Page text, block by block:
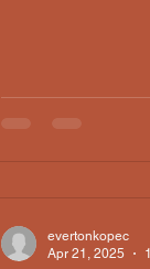
evertonkopec
Apr 21, 2025